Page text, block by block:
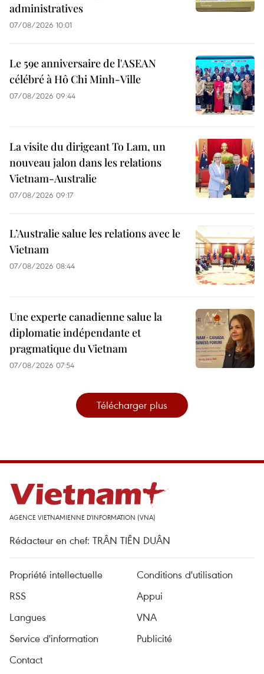
administratives
07/08/2026 10:01
Le 59e anniversaire de l'ASEAN
célébré à Hô Chi Minh-Ville
07/08/2026 09:44
La visite du dirigeant To Lam, un
nouveau jalon dans les relations
Vietnam-Australie
07/08/2026 09:17
L’Australie salue les relations avec le
Vietnam
07/08/2026 08:44
Une experte canadienne salue la
diplomatie indépendante et
pragmatique du Vietnam
07/08/2026 07:54
Télécharger plus
AGENCE VIETNAMIENNE D'INFORMATION (VNA)
Rédacteur en chef: TRÂN TIÊN DUÂN
Propriété intellectuelle
Conditions d'utilisation
RSS
Appui
Langues
VNA
Service d'information
Publicité
Contact